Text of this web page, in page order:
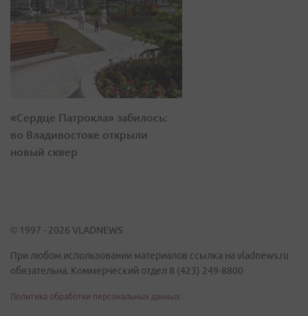
«Сердце Патрокла» забилось:
во Владивостоке открыли
новый сквер
© 1997 - 2026 VLADNEWS
При любом использовании материалов ссылка на vladnews.ru
обязательна. Коммерческий отдел 8 (423) 249-8800
Политика обработки персональных данных